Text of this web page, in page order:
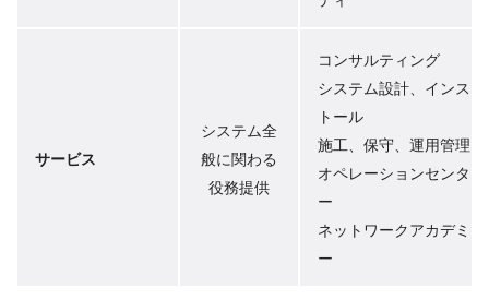
サービス
システム全
般に関わる
役務提供
コンサルティング
システム設計、インス
トール
施工、保守、運用管理
オペレーションセンタ
ー
ネットワークアカデミ
ー